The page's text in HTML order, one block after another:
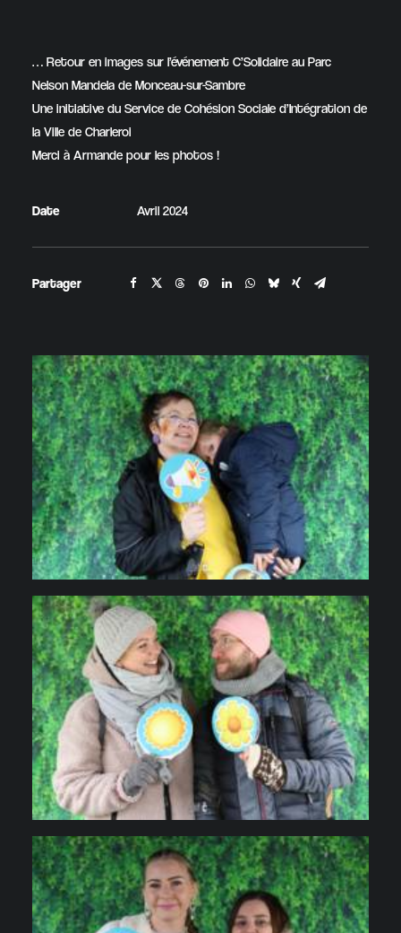
… Retour en images sur l’événement C’Solidaire au Parc
Nelson Mandela de Monceau-sur-Sambre
Une initiative du Service de Cohésion Sociale d’Intégration de
la Ville de Charleroi
Merci à Armande pour les photos !
Date Avril 2024
Partager